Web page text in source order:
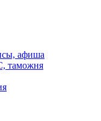
афиша
таможня